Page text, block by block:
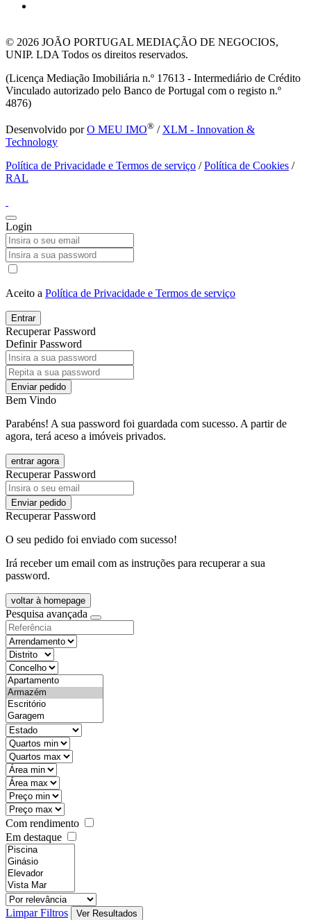
© 2026 JOÃO PORTUGAL MEDIAÇÃO DE NEGOCIOS,
UNIP. LDA Todos os direitos reservados.
(Licença Mediação Imobiliária n.º 17613 - Intermediário de Crédito
Vinculado autorizado pelo Banco de Portugal com o registo n.º
4876)
Desenvolvido porO MEU IMO® / XLM - Innovation &
Technology
Política de Privacidade e Termos de serviço /Política de Cookies /
RAL
Login
Aceito a Política de Privacidade e Termos de serviço
Entrar
Recuperar Password
Definir Password
Enviar pedido
Bem Vindo
Parabéns! A sua password foi guardada com sucesso. A partir de
agora, terá aceso a imóveis privados.
entrar agora
Recuperar Password
Enviar pedido
Recuperar Password
O seu pedido foi enviado com sucesso!
Irá receber um email com as instruções para recuperar a sua
password.
voltar à homepage
Pesquisa avançada
Com rendimento
Em destaque
Limpar Filtros Ver Resultados